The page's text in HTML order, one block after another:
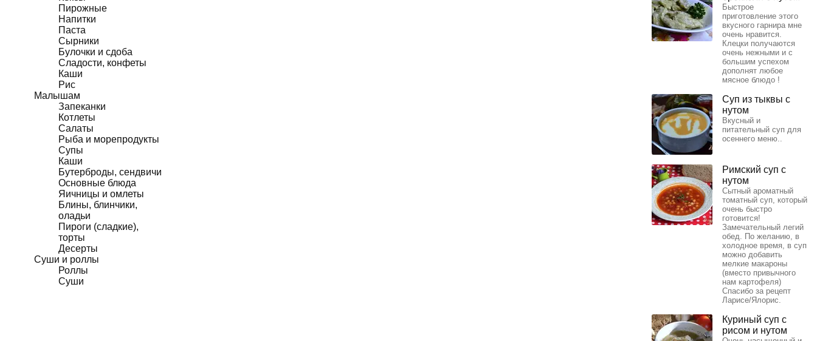
Пирожные
Напитки
Паста
Сырники
Булочки и сдоба
Сладости, конфеты
Каши
Рис
Малышам
Запеканки
Котлеты
Салаты
Рыба и морепродукты
Супы
Каши
Бутерброды, сендвичи
Основные блюда
Яичницы и омлеты
Блины, блинчики,
оладьи
Пироги (сладкие),
торты
Десерты
Суши и роллы
Роллы
Суши
Быстрое
приготовление этого
вкусного гарнира мне
очень нравится.
Клецки получаются
очень нежными и с
большим успехом
дополнят любое
мясное блюдо !
Суп из тыквы с
нутом
Вкусный и
питательный суп для
осеннего меню..
Римский суп с
нутом
Сытный ароматный
томатный суп, который
очень быстро
готовится!
Замечательный легий
обед. По желанию, в
холодное время, в суп
можно добавить
мелкие макароны
(вместо привычного
нам картофеля)
Спасибо за рецепт
Ларисе/Ялорис.
Куриный суп с
рисом и нутом